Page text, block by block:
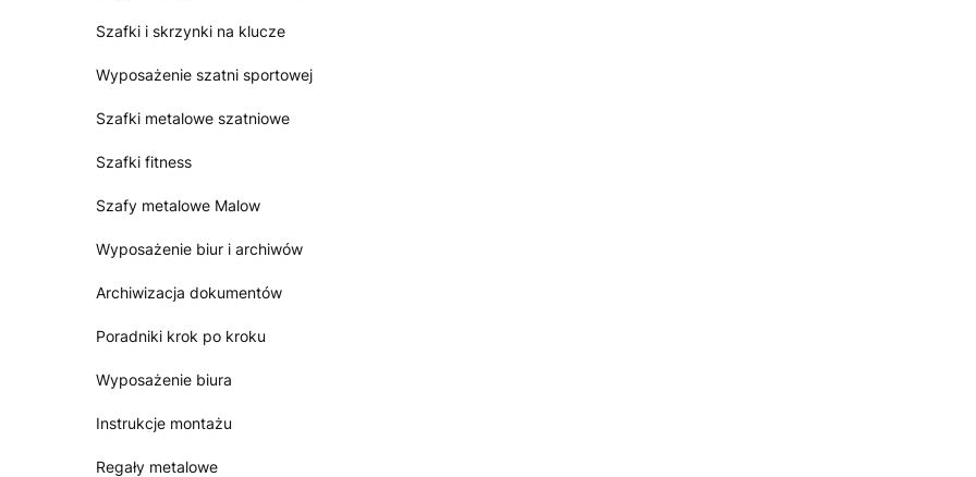
Szafki i skrzynki na klucze
Wyposażenie szatni sportowej
Szafki metalowe szatniowe
Szafki fitness
Szafy metalowe Malow
Wyposażenie biur i archiwów
Archiwizacja dokumentów
Poradniki krok po kroku
Wyposażenie biura
Instrukcje montażu
Regały metalowe